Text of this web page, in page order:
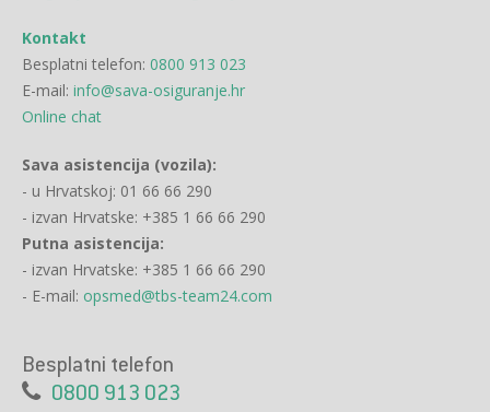
Kontakt
Besplatni telefon: 0800 913 023
E-mail: info@sava-osiguranje.hr
Online chat
Sava asistencija (vozila):
- u Hrvatskoj: 01 66 66 290
- izvan Hrvatske: +385 1 66 66 290
Putna asistencija:
- izvan Hrvatske: +385 1 66 66 290
- E-mail: opsmed@tbs-team24.com
Besplatni telefon
0800 913 023